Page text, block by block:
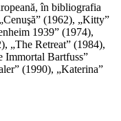
în bibliografia
(1962), „Kitty”
1939” (1974),
„The Retreat” (1984),
Immortal Bartfuss”
(1990), „Katerina”